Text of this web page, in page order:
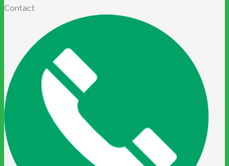
Contact